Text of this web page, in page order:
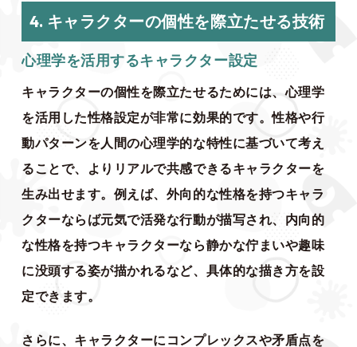
4. キャラクターの個性を際立たせる技術
心理学を活用するキャラクター設定
キャラクターの個性を際立たせるためには、心理学
を活用した性格設定が非常に効果的です。性格や行
動パターンを人間の心理学的な特性に基づいて考え
ることで、よりリアルで共感できるキャラクターを
生み出せます。例えば、外向的な性格を持つキャラ
クターならば元気で活発な行動が描写され、内向的
な性格を持つキャラクターなら静かな佇まいや趣味
に没頭する姿が描かれるなど、具体的な描き方を設
定できます。
さらに、キャラクターにコンプレックスや矛盾点を